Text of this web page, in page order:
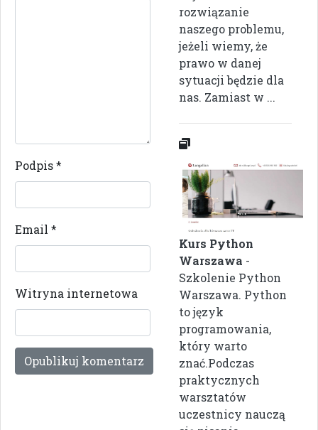
Podpis*
Email *
Witryna internetowa
rozwiązanie
naszego problemu,
jeżeli wiemy, że
prawo w danej
sytuacji będzie dla
nas. Zamiast w ...
Kurs Python
Warszawa -
Szkolenie Python
Warszawa. Python
to język
programowania,
który warto
znać.Podczas
praktycznych
warsztatów
uczestnicy nauczą